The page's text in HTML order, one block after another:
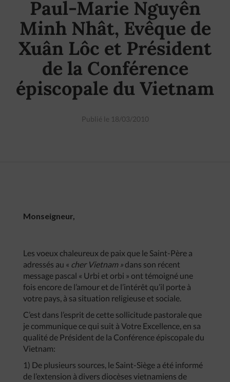
Paul-Marie Nguyên
Minh Nhât, Evêque de
Xuân Lôc et Président
de la Conférence
épiscopale du Vietnam
Publié le 18/03/2010
Monseigneur,
Les voeux chaleureux de paix que le Saint-Père a
adressés au « cher Vietnam » dans son récent
message pascal « Urbi et orbi » ont témoigné une
fois encore de l’amour et de l’intérêt qu’il porte à
votre pays, à sa situation religieuse et sociale.
C’est dans l’esprit de cette sollicitude pastorale que
je communique ce qui suit à Votre Excellence, en sa
qualité de Président de la Conférence épiscopale du
Vietnam:
1) De plusieurs sources, le Saint-Siège a été informé
de l’extension à divers diocèses vietnamiens de